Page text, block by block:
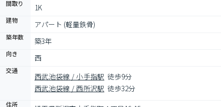
間取り 1K
建物 アパート (軽量鉄骨)
築年数 築3年
向き 西
交通
西武池袋線 / 小手指駅 徒歩9分
西武池袋線 / 西所沢駅 徒歩32分
住所